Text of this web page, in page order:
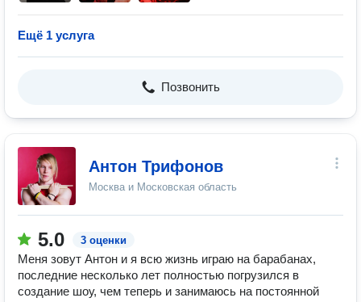
Ещё 1 услуга
Позвонить
Антон Трифонов
Москва и Московская область
5.0 3 оценки
Меня зовут Антон и я всю жизнь играю на барабанах,
последние несколько лет полностью погрузился в
создание шоу, чем теперь и занимаюсь на постоянной